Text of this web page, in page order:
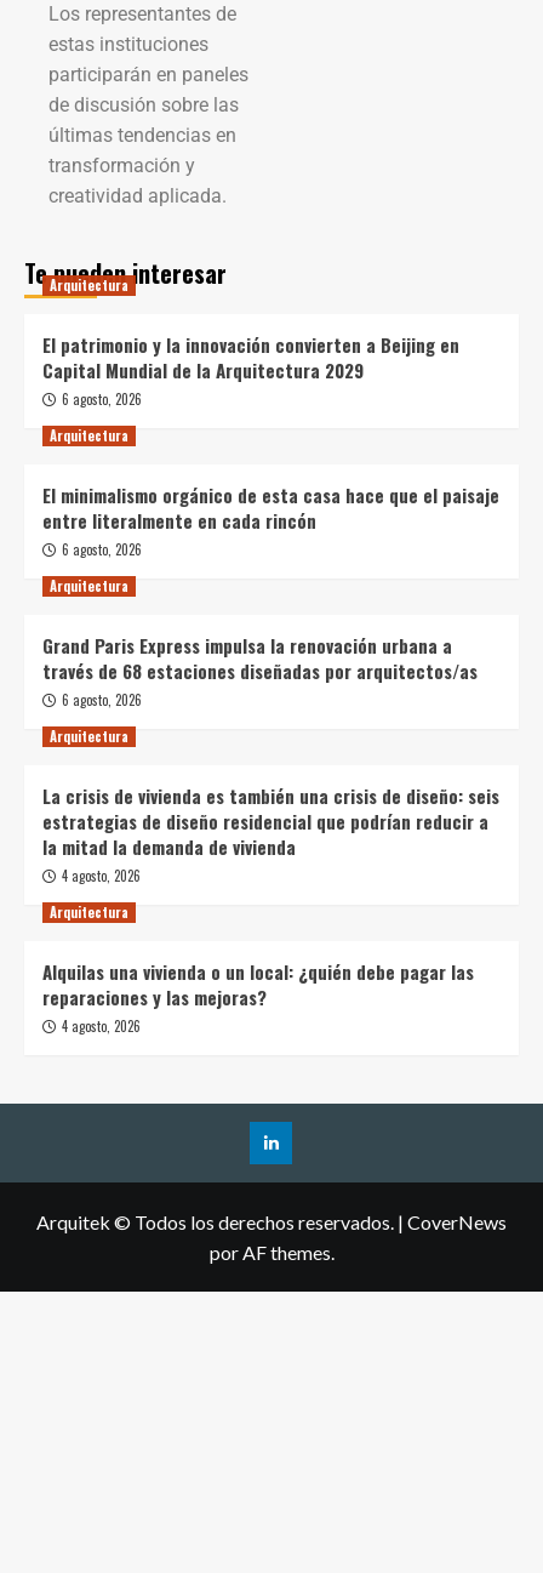
Los representantes de
estas instituciones
participarán en paneles
de discusión sobre las
últimas tendencias en
transformación y
creatividad aplicada.
Te pueden interesar
Arquitectura
El patrimonio y la innovación convierten a Beijing en
Capital Mundial de la Arquitectura 2029
6 agosto, 2026
Arquitectura
El minimalismo orgánico de esta casa hace que el paisaje
entre literalmente en cada rincón
6 agosto, 2026
Arquitectura
Grand Paris Express impulsa la renovación urbana a
través de 68 estaciones diseñadas por arquitectos/as
6 agosto, 2026
Arquitectura
La crisis de vivienda es también una crisis de diseño: seis
estrategias de diseño residencial que podrían reducir a
la mitad la demanda de vivienda
4 agosto, 2026
Arquitectura
Alquilas una vivienda o un local: ¿quién debe pagar las
reparaciones y las mejoras?
4 agosto, 2026
Arquitek © Todos los derechos reservados. | CoverNews
por AF themes.